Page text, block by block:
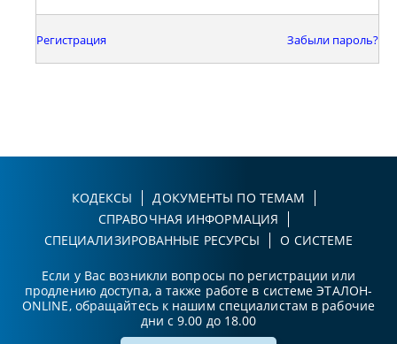
Регистрация Забыли пароль?
КОДЕКСЫ
ДОКУМЕНТЫ ПО ТЕМАМ
СПРАВОЧНАЯ ИНФОРМАЦИЯ
СПЕЦИАЛИЗИРОВАННЫЕ РЕСУРСЫ
О СИСТЕМЕ
Если у Вас возникли вопросы по регистрации или
продлению доступа, а также работе в системе ЭТАЛОН-
ONLINE, обращайтесь к нашим специалистам в рабочие
дни с 9.00 до 18.00